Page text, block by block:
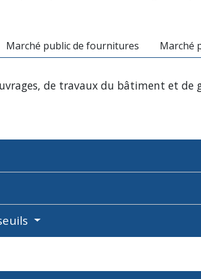
Marché public de fournitures Marché
de travaux du bâtiment et